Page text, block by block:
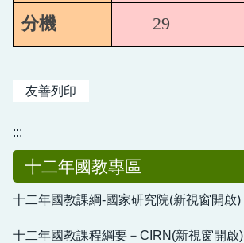
分機 29
友善列印
:::
十二年國教專區
十二年國教課綱-國家研究院(新視窗開啟)
十二年國教課程綱要－CIRN(新視窗開啟)